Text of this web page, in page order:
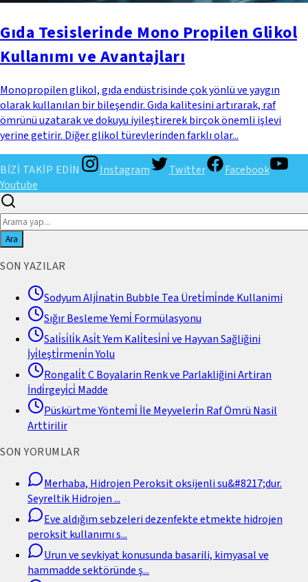
Gıda Tesislerinde Mono Propilen Glikol
Kullanımı ve Avantajları
Monopropilen glikol, gıda endüstrisinde çok yönlü ve yaygın
olarak kullanılan bir bileşendir. Gıda kalitesini artırarak, raf
ömrünü uzatarak ve dokuyu iyileştirerek birçok önemli işlevi
yerine getirir. Diğer glikol türevlerinden farklı olar...
BİZİ TAKİP EDİN Instagram Twitter
Facebook
Youtube
Ara
SON YAZILAR
Sodyum Alji̇natin Bubble Tea Üreti̇mi̇nde Kullanimi
Sığır Besleme Yemi̇ Formülasyonu
Sali̇si̇li̇k Asi̇t Yem Kali̇tesi̇ni̇ ve Hayvan Sağliğini
İyi̇leşti̇rmeni̇n Yolu
Rongali̇t C Boyalarin Renk ve Parlakliğini Artiran
İndi̇rgeyi̇ci̇ Madde
Püskürtme Yöntemi̇ İle Meyveleri̇n Raf Ömrü Nasil
Arttirilir
SON YORUMLAR
Merhaba, Hidrojen Peroksit oksijenli su&#8217;dur.
Seyreltik Hidrojen...
Eve aldığım sebzeleri dezenfekte etmekte hidrojen
peroksit kullanımı s...
Urun ve sevkiyat konusunda basarili, kimyasal ve
hammadde sektöründe ş...